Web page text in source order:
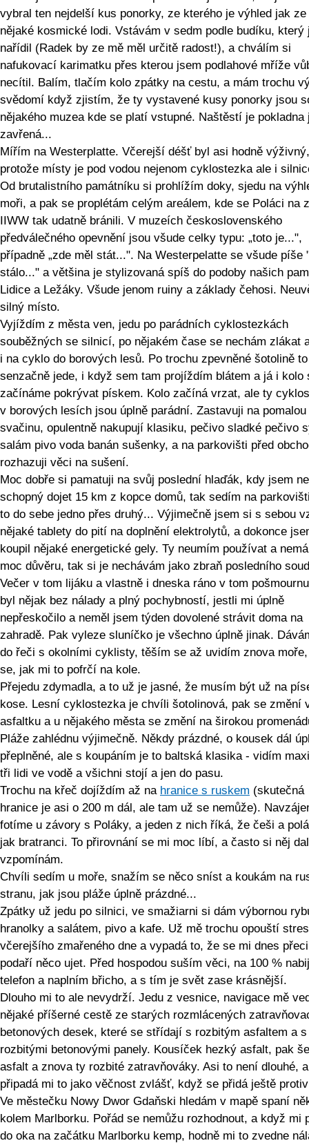
vybral ten nejdelší kus ponorky, ze kterého je výhled jak
nějaké kosmické lodi. Vstávám v sedm podle budíku, který
nařídil (Radek by ze mě měl určitě radost!), a chválím si
nafukovací karimatku přes kterou jsem podlahové mříže
necítil. Balím, tlačím kolo zpátky na cestu, a mám trochu
svědomí když zjistím, že ty vystavené kusy ponorky jsou
nějakého muzea kde se platí vstupné. Naštěstí je pokladna
zavřená...
Mířím na Westerplatte. Včerejší déšť byl asi hodně výživný,
protože místy je pod vodou nejenom cyklostezka ale i
Od brutalistního památníku si prohlížím doky, sjedu na
moři, a pak se proplétám celým areálem, kde se Poláci na
IIWW tak udatně bránili. V muzeích československého
předválečného opevnění jsou všude celky typu: „toto je...",
případně „zde měl stát...". Na Westerpelatte se všude píše
stálo..." a většina je stylizovaná spíš do podoby našich
Lidice a Ležáky. Všude jenom ruiny a základy čehosi.
silný místo.
Vyjíždím z města ven, jedu po parádních cyklostezkách
souběžných se silnicí, po nějakém čase se nechám zlákat
i na cyklo do borových lesů. Po trochu zpevněné šotolině to
senzačně jede, i když sem tam projíždím blátem a já i kolo
začínáme pokrývat pískem. Kolo začíná vrzat, ale ty
v borových lesích jsou úplně parádní. Zastavuji na pomalou
svačinu, opulentně nakupují klasiku, pečivo sladké pečivo
salám pivo voda banán sušenky, a na parkovišti před
rozhazuji věci na sušení.
Moc dobře si pamatuji na svůj poslední hlaďák, kdy jsem
schopný dojet 15 km z kopce domů, tak sedím na
to do sebe jedno přes druhý... Výjimečně jsem si s sebou
nějaké tablety do pití na doplnění elektrolytů, a dokonce
koupil nějaké energetické gely. Ty neumím používat a
moc důvěru, tak si je nechávám jako zbraň posledního
Večer v tom lijáku a vlastně i dneska ráno v tom
byl nějak bez nálady a plný pochybností, jestli mi úplně
nepřeskočilo a neměl jsem týden dovolené strávit doma na
zahradě. Pak vyleze sluníčko je všechno úplně jinak.
do řeči s okolními cyklisty, těším se až uvidím znova
se, jak mi to pofrčí na kole.
Přejedu zdymadla, a to už je jasné, že musím být už na
kose. Lesní cyklostezka je chvíli šotolinová, pak se změní
asfaltku a u nějakého města se změní na širokou
Pláže zahlédnu výjimečně. Někdy prázdné, o kousek dál
přeplněné, ale s koupáním je to baltská klasika - vidím
tři lidi ve vodě a všichni stojí a jen do pasu.
Trochu na křeč dojíždím až na hranice s ruskem (skutečná
hranice je asi o 200 m dál, ale tam už se nemůže).
fotíme u závory s Poláky, a jeden z nich říká, že češi a
jak bratranci. To přirovnání se mi moc líbí, a často si něj
vzpomínám.
Chvíli sedím u moře, snažím se něco sníst a koukám na
stranu, jak jsou pláže úplně prázdné...
Zpátky už jedu po silnici, ve smažiarni si dám výbornou
hranolky a salátem, pivo a kafe. Už mě trochu opouští
včerejšího zmařeného dne a vypadá to, že se mi dnes
podaří něco ujet. Před hospodou suším věci, na 100 %
telefon a naplním břicho, a s tím je svět zase krásnější.
Dlouho mi to ale nevydrží. Jedu z vesnice, navigace mě
nějaké příšerné cestě ze starých rozmlácených
betonových desek, které se střídají s rozbitým asfaltem a s
rozbitými betonovými panely. Kousíček hezký asfalt, pak
asfalt a znova ty rozbité zatravňováky. Asi to není dlouhé,
připadá mi to jako věčnost zvlášť, když se přidá ještě
Ve městečku Nowy Dwor Gdaňski hledám v mapě spaní
kolem Marlborku. Pořád se nemůžu rozhodnout, a když mi
do oka na začátku Marlborku kemp, hodně mi to zvedne